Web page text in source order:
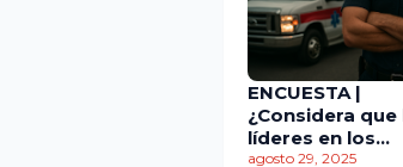
ENCUESTA |
¿Considera que
líderes en los
sistemas de
agosto 29, 2025